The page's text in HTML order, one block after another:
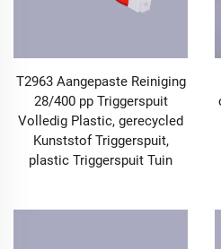
T2963 Aangepaste Reiniging
28/400 pp Triggerspuit
Volledig Plastic, gerecycled
Kunststof Triggerspuit,
plastic Triggerspuit Tuin